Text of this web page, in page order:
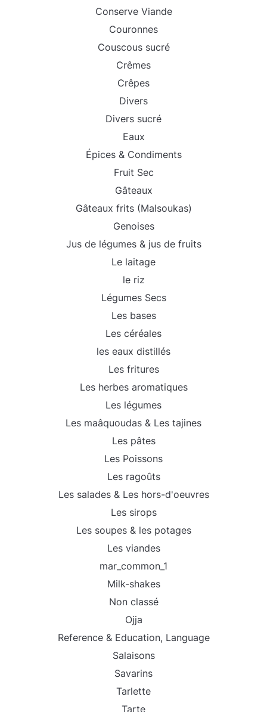
Conserve Viande
Couronnes
Couscous sucré
Crêmes
Crêpes
Divers
Divers sucré
Eaux
Épices & Condiments
Fruit Sec
Gâteaux
Gâteaux frits (Malsoukas)
Genoises
Jus de légumes & jus de fruits
Le laitage
le riz
Légumes Secs
Les bases
Les céréales
les eaux distillés
Les fritures
Les herbes aromatiques
Les légumes
Les maâquoudas & Les tajines
Les pâtes
Les Poissons
Les ragoûts
Les salades & Les hors-d'oeuvres
Les sirops
Les soupes & les potages
Les viandes
mar_common_1
Milk-shakes
Non classé
Ojja
Reference & Education, Language
Salaisons
Savarins
Tarlette
Tarte